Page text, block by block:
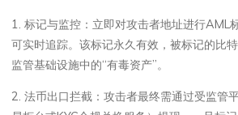
1. 标记与监控：立即对攻击者地址进行AML
可实时追踪。该标记永久有效，被标记的比
监管基础设施中的“有毒资产”。
2. 法币出口拦截：攻击者最终需通过受监管